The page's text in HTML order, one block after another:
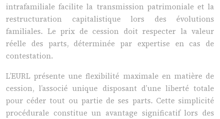
intrafamiliale facilite la transmission patrimoniale et la
restructuration capitalistique lors des évolutions
familiales. Le prix de cession doit respecter la valeur
réelle des parts, déterminée par expertise en cas de
contestation.
L’EURL présente une flexibilité maximale en matière de
cession, l’associé unique disposant d’une liberté totale
pour céder tout ou partie de ses parts. Cette simplicité
procédurale constitue un avantage significatif lors des